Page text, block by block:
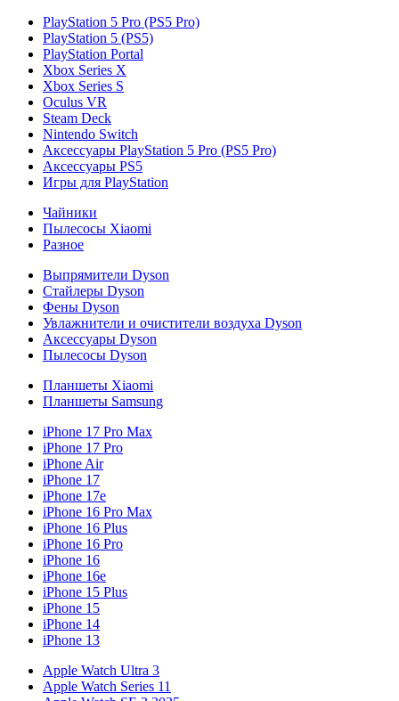
PlayStation 5 Pro (PS5 Pro)
PlayStation 5 (PS5)
PlayStation Portal
Xbox Series X
Xbox Series S
Oculus VR
Steam Deck
Nintendo Switch
Аксессуары PlayStation 5 Pro (PS5 Pro)
Аксессуары PS5
Игры для PlayStation
Чайники
Пылесосы Xiaomi
Разное
Выпрямители Dyson
Стайлеры Dyson
Фены Dyson
Увлажнители и очистители воздуха Dyson
Аксессуары Dyson
Пылесосы Dyson
Планшеты Xiaomi
Планшеты Samsung
iPhone 17 Pro Max
iPhone 17 Pro
iPhone Air
iPhone 17
iPhone 17e
iPhone 16 Pro Max
iPhone 16 Plus
iPhone 16 Pro
iPhone 16
iPhone 16e
iPhone 15 Plus
iPhone 15
iPhone 14
iPhone 13
Apple Watch Ultra 3
Apple Watch Series 11